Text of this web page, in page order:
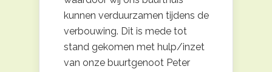
kunnen verduurzamen tijdens de
verbouwing. Dit is mede tot
stand gekomen met hulp/inzet
van onze buurtgenoot Peter